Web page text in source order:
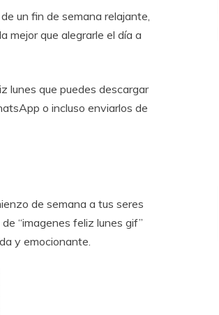
un fin de semana relajante,
mejor que alegrarle el día a
lunes que puedes descargar
o incluso enviarlos de
de semana a tus seres
“imagenes feliz lunes gif”
y emocionante.